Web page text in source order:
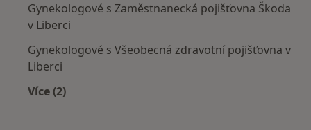
Gynekologové s Zaměstnanecká pojišťovna Škoda
v Liberci
Gynekologové s Všeobecná zdravotní pojišťovna v
Liberci
Více (2)